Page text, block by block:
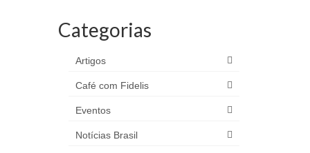
Categorias
Artigos
Café com Fidelis
Eventos
Notícias Brasil